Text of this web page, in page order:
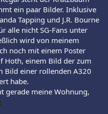
ein paar Bilder. Inklusive
Tapping und J.R. Bourne
alle nicht SG-Fans unter
wird von meinem
noch mit einem Poster
Hoth, einem Bild der zum
Bild einer rollenden A320
habe.
gerade meine Wohnung,